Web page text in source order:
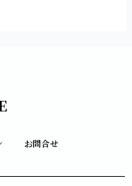
お問合せ